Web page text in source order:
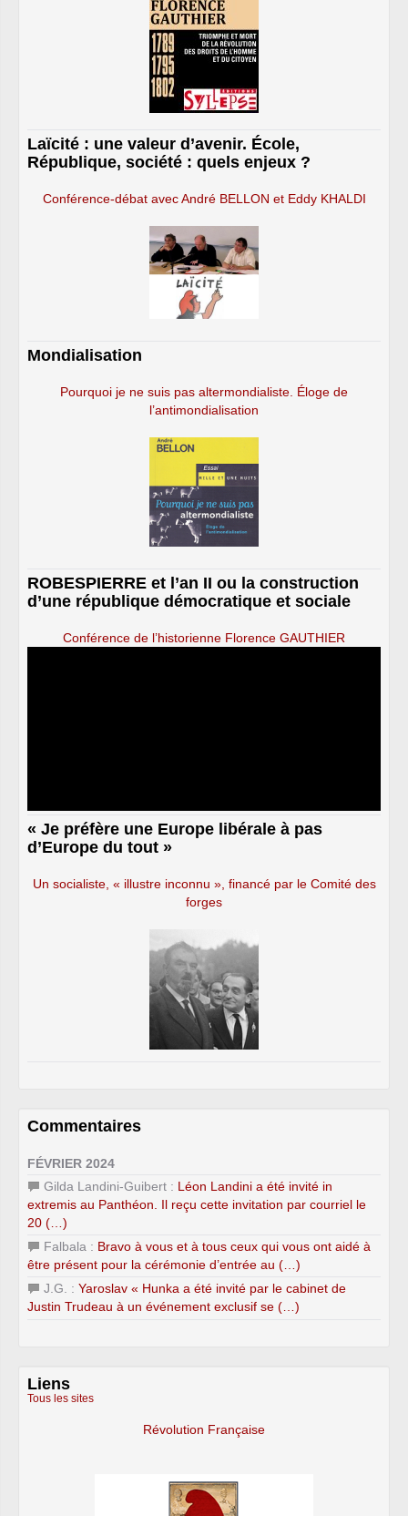
Laïcité : une valeur d’avenir. École,
République, société : quels enjeux ?
Conférence-débat avec André BELLON et Eddy KHALDI
Mondialisation
Pourquoi je ne suis pas altermondialiste. Éloge de
l’antimondialisation
ROBESPIERRE et l’an II ou la construction
d’une république démocratique et sociale
Conférence de l’historienne Florence GAUTHIER
« Je préfère une Europe libérale à pas
d’Europe du tout »
Un socialiste, « illustre inconnu », financé par le Comité des
forges
Commentaires
FÉVRIER 2024
Gilda Landini-Guibert : Léon Landini a été invité in
extremis au Panthéon. Il reçu cette invitation par courriel le
20 (…)
Falbala : Bravo à vous et à tous ceux qui vous ont aidé à
être présent pour la cérémonie d’entrée au (…)
J.G. : Yaroslav « Hunka a été invité par le cabinet de
Justin Trudeau à un événement exclusif se (…)
Liens
Tous les sites
Révolution Française